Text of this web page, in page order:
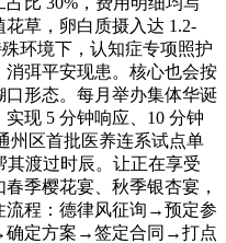
草，卵白质摄入达 1.2-
环境下，认知症专项照护
弭平安现患。核心也会按
形态。每月举办集体华诞
现 5 分钟响应、10 分钟
州区首批医养连系试点单
其渡过时辰。让正在享受
季樱花宴、秋季银杏宴，
流程：德律风征询→预定参
定方案→签定合同→打点